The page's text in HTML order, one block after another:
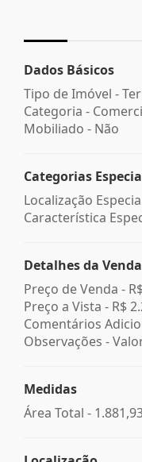
Dados Básicos
Tipo de Imóvel -
Categoria -
Mobiliado - Não
Categorias
Localização
Característica
Detalhes da Venda
Preço de Venda -
Preço a Vista - R$
Comentários
Observações -
Medidas
Área Total -